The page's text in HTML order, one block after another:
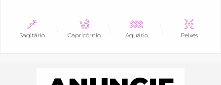
Sagitário Capricórnio Aquário Peixes